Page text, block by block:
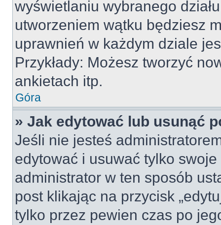
wyświetlaniu wybranego
utworzeniem wątku będziesz
uprawnień w każdym dziale
Przykłady: Możesz tworzyć
ankietach itp.
Góra
» Jak edytować lub usunąć
Jeśli nie jesteś
edytować i usuwać tylko
administrator w ten sposób
post klikając na przycisk
tylko przez pewien czas po